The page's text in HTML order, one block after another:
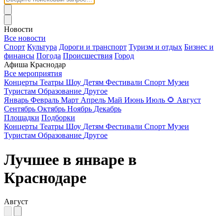
Новости
Все новости
Спорт Культура Дороги и транспорт Туризм и отдых Бизнес и
финансы Погода Происшествия Город
Афиша Краснодар
Все мероприятия
Концерты Театры Шоу Детям Фестивали Спорт Музеи
Туристам Образование Другое
Январь Февраль Март Апрель Май Июнь Июль 🌻 Август
Сентябрь Октябрь Ноябрь Декабрь
Площадки Подборки
Концерты Театры Шоу Детям Фестивали Спорт Музеи
Туристам Образование Другое
Лучшее в январе в
Краснодаре
Август